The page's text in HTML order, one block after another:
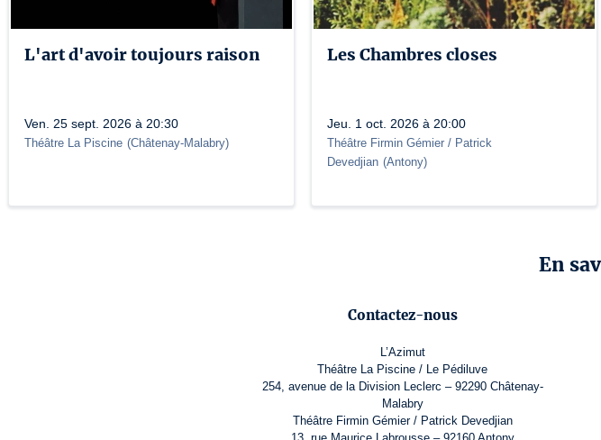
L'art d'avoir toujours raison
Ven. 25 sept. 2026 à 20:30
Théâtre La Piscine (Châtenay-Malabry)
Les Chambres closes
Jeu. 1 oct. 2026 à 20:00
Théâtre Firmin Gémier / Patrick
Devedjian (Antony)
En
Contactez-nous
L’Azimut
Théâtre La Piscine / Le Pédiluve
254, avenue de la Division Leclerc – 92290 Châtenay-
Malabry
Théâtre Firmin Gémier / Patrick Devedjian